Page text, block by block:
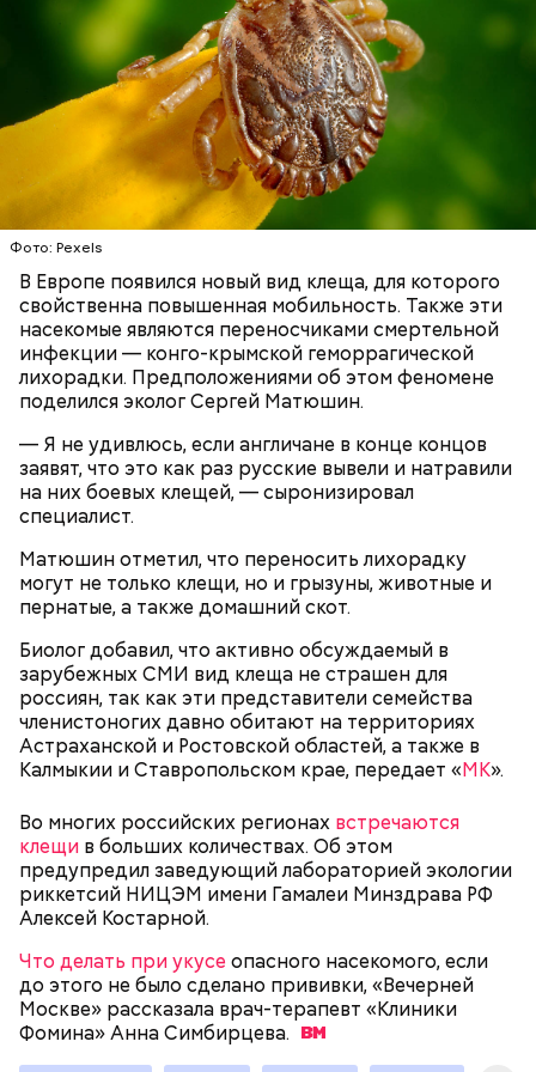
Фото: Pexels
В Европе появился новый вид клеща, для которого
свойственна повышенная мобильность. Также эти
насекомые являются переносчиками смертельной
инфекции — конго-крымской геморрагической
лихорадки. Предположениями об этом феномене
поделился эколог Сергей Матюшин.
— Я не удивлюсь, если англичане в конце концов
заявят, что это как раз русские вывели и натравили
на них боевых клещей, — сыронизировал
специалист.
Матюшин отметил, что переносить лихорадку
могут не только клещи, но и грызуны, животные и
пернатые, а также домашний скот.
Биолог добавил, что активно обсуждаемый в
зарубежных СМИ вид клеща не страшен для
россиян, так как эти представители семейства
членистоногих давно обитают на территориях
Астраханской и Ростовской областей, а также в
Калмыкии и Ставропольском крае, передает «МК».
Во многих российских регионах встречаются
клещи в больших количествах. Об этом
предупредил заведующий лабораторией экологии
риккетсий НИЦЭМ имени Гамалеи Минздрава РФ
Алексей Костарной.
Что делать при укусе опасного насекомого, если
до этого не было сделано прививки, «Вечерней
Москве» рассказала врач-терапевт «Клиники
Фомина» АннаСимбирцева.
Однако диетолог предупредила: не для всех дыня
может быть полезна. В первую очередь ее стоит
есть с осторожностью людям:
с сахарным диабетом;
лишним весом.
— Наиболее распространенные борщ, щи, котлеты,
салаты, лаваш с творогом и сыром, пироги, омлет,
запеканка. Щавеля там везде используется
немного, поэтому никакого вреда от него не будет.
Чем разнообразнее рацион питания человека, тем
лучше. Потому что это исключает вероятность
возникновения дефицитов микроэлементов, —
Вовсю идет и сезон черешни. «Вечерняя Москва»
узнала у врача — эндокринолога-диетолога
пользой для здоровья.